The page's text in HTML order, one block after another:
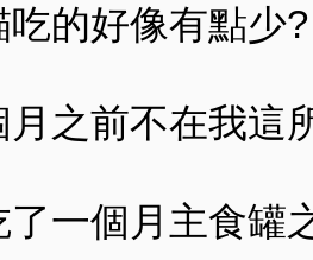
的好像有點少?
之前不在我這
了一個月主食罐